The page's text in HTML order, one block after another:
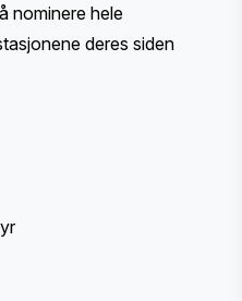
nominere hele
deres siden